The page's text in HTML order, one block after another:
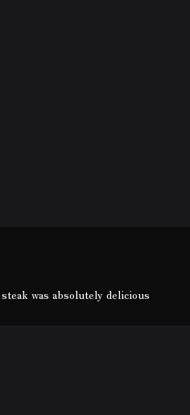
was absolutely delicious